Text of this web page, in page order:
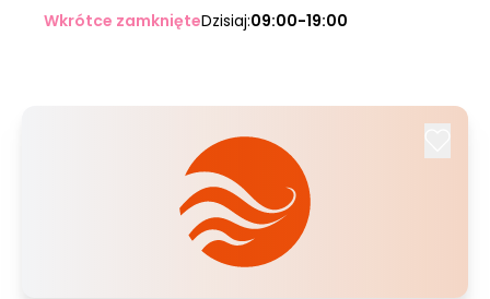
Wkrótce zamknięteDzisiaj:09:00-19:00